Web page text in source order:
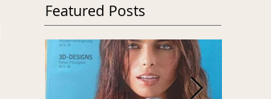
Featured Posts